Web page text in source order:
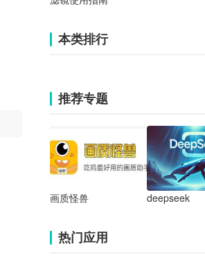
本类排行
推荐专题
画质怪兽 deepseek
热门应用